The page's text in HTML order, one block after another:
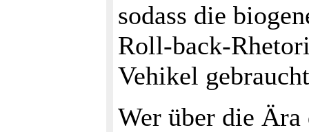
sodass die
Roll-back-
Vehikel
Wer über die Ära